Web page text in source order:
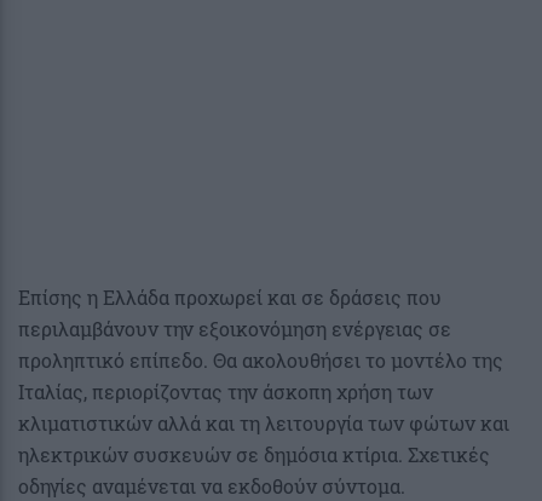
Επίσης η Ελλάδα προχωρεί και σε δράσεις που
περιλαμβάνουν την εξοικονόμηση ενέργειας σε
προληπτικό επίπεδο. Θα ακολουθήσει το μοντέλο της
Ιταλίας, περιορίζοντας την άσκοπη χρήση των
κλιματιστικών αλλά και τη λειτουργία των φώτων και
ηλεκτρικών συσκευών σε δημόσια κτίρια. Σχετικές
οδηγίες αναμένεται να εκδοθούν σύντομα.